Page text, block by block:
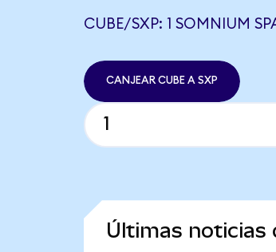
CUBE/SXP: 1 SOMNIUM
CANJEAR CUBE A SXP
Últimas noticias